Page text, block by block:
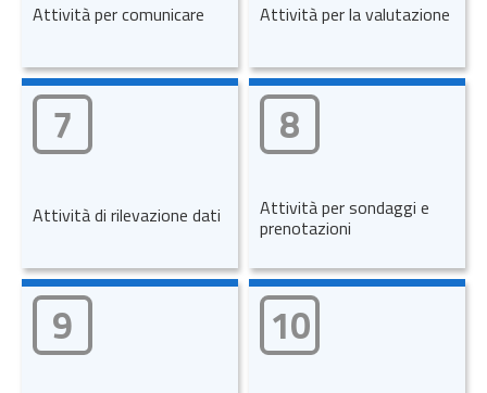
Attività per comunicare Attività per la valutazione
7
Attività di rilevazione dati
8
Attività per sondaggi e
prenotazioni
9 10